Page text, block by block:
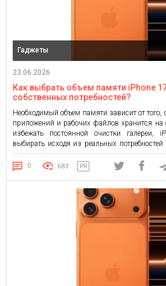
Гаджеты
23.06.2026
Как выбрать объем памяти iPhone
собственных потребностей?
Необходимый объем памяти зависит от того,
приложений и рабочих файлов хранится на
избежать постоянной очистки
выбирать исходя из реальных
особенно заметна для тех, кто снимает
документами или часто путешествует без
0 683 PR